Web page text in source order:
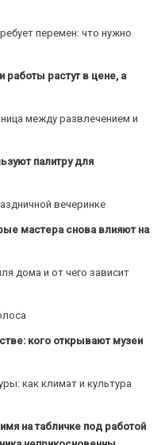
перемен: что нужно
работы растут в цене, а
между развлечением и
палитру для
вечеринке
мастера снова влияют на
дома и от чего зависит
кого открывают музеи
как климат и культура
на табличке под работой